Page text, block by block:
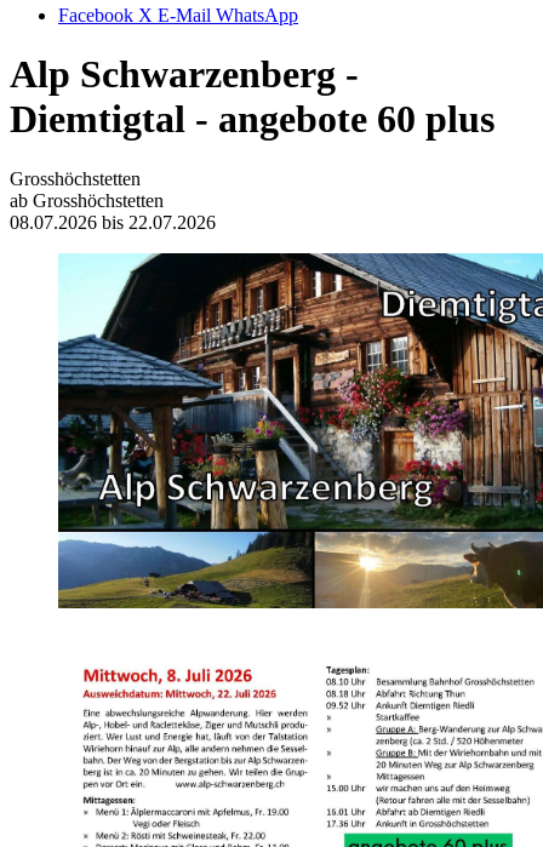
Facebook X E-Mail WhatsApp
Alp Schwarzenberg -
Diemtigtal - angebote 60 plus
Grosshöchstetten
ab Grosshöchstetten
08.07.2026 bis 22.07.2026